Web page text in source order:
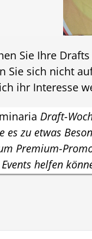
Sie Ihre
Sie sich nicht
ihr Interesse
Draft-
es zu etwas
Premium-
helfen